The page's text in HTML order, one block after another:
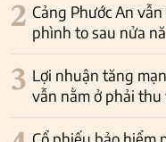
2 Cảng Phước An
phình to sau nửa
3 Lợi nhuận tăng
vẫn nằm ở phải
Cổ phiếu bảo hiểm